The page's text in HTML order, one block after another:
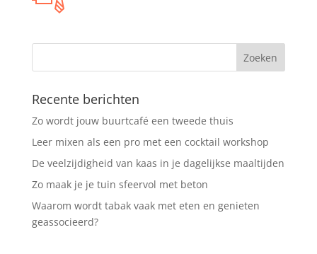
Recente berichten
Zo wordt jouw buurtcafé een tweede thuis
Leer mixen als een pro met een cocktail workshop
De veelzijdigheid van kaas in je dagelijkse maaltijden
Zo maak je je tuin sfeervol met beton
Waarom wordt tabak vaak met eten en genieten
geassocieerd?